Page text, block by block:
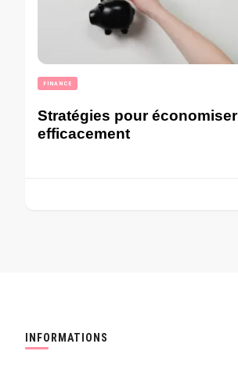
FINANCE
Stratégies pour économiser
efficacement
INFORMATIONS